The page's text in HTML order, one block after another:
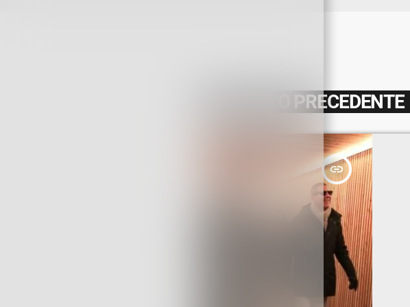
ARTICOLO PRECEDENTE
insert_link